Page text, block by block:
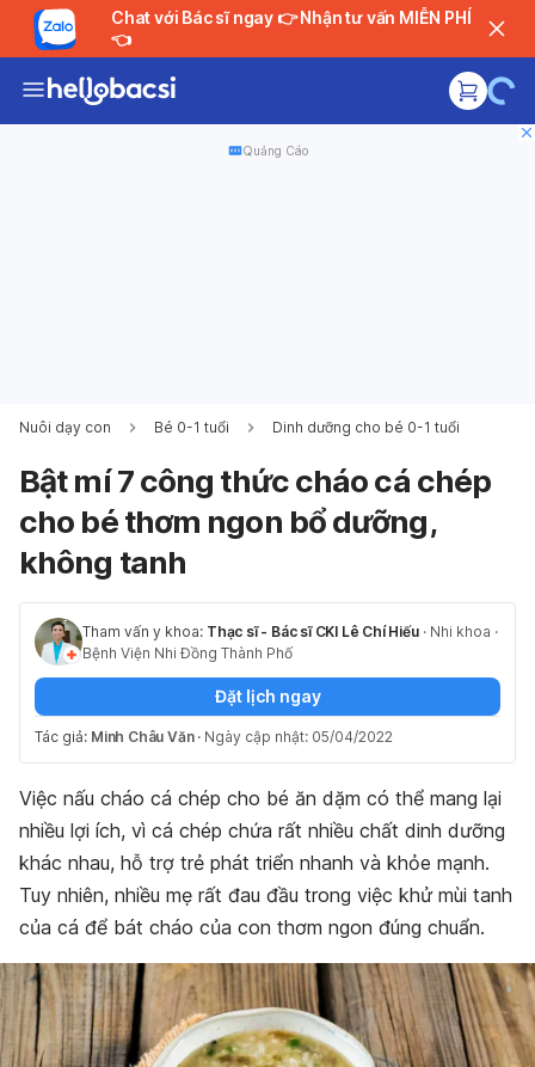
Chat với Bác sĩ ngay 👉 Nhận tư vấn MIỄN PHÍ
👈
Quảng Cáo
Nuôi dạy con Bé 0-1 tuổi Dinh dưỡng cho bé 0-1 tuổi
Bật mí 7 công thức cháo cá chép
cho bé thơm ngon bổ dưỡng,
không tanh
Tham vấn y khoa: Thạc sĩ - Bác sĩ CKI Lê Chí Hiếu · Nhi khoa ·
Bệnh Viện Nhi Đồng Thành Phố
Đặt lịch ngay
Tác giả: Minh Châu Văn · Ngày cập nhật: 05/04/2022
Việc nấu cháo cá chép cho bé ăn dặm có thể mang lại
nhiều lợi ích, vì cá chép chứa rất nhiều chất dinh dưỡng
khác nhau, hỗ trợ trẻ phát triển nhanh và khỏe mạnh.
Tuy nhiên, nhiều mẹ rất đau đầu trong việc khử mùi tanh
của cá để bát cháo của con thơm ngon đúng chuẩn.